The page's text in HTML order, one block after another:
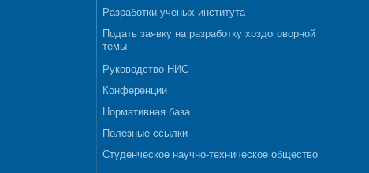
Разработки учёных института
Подать заявку на разработку хоздоговорной
темы
Руководство НИС
Конференции
Нормативная база
Полезные ссылки
Студенческое научно-техническое общество